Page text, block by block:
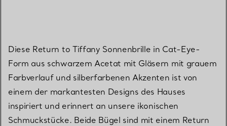
Diese Return to Tiffany Sonnenbrille in Cat-Eye-
Form aus schwarzem Acetat mit Gläsern mit grauem
Farbverlauf und silberfarbenen Akzenten ist von
einem der markantesten Designs des Hauses
inspiriert und erinnert an unsere ikonischen
Schmuckstücke. Beide Bügel sind mit einem Return